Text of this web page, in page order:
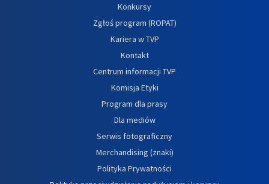
Konkursy
Zgłoś program (ROPAT)
Kariera w TVP
Kontakt
Centrum informacji TVP
Komisja Etyki
Program dla prasy
Dla mediów
Serwis fotograficzny
Merchandising (znaki)
Polityka Prywatności